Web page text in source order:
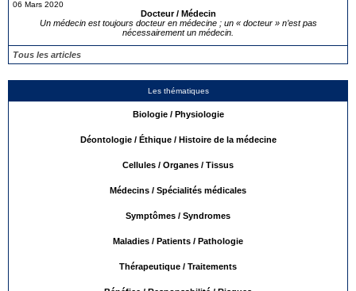
06 Mars 2020
Docteur / Médecin
Un médecin est toujours docteur en médecine ; un « docteur » n’est pas
nécessairement un médecin.
Tous les articles
Les thématiques
Biologie / Physiologie
Déontologie / Éthique / Histoire de la médecine
Cellules / Organes / Tissus
Médecins / Spécialités médicales
Symptômes / Syndromes
Maladies / Patients / Pathologie
Thérapeutique / Traitements